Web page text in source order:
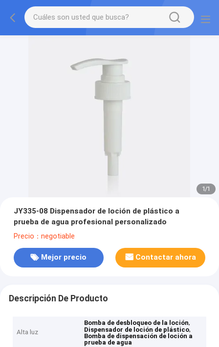
1/1
JY335-08 Dispensador de loción de plástico a
prueba de agua profesional personalizado
Precio：negotiable
Mejor precio Contactar ahora
Descripción De Producto
Alta luz
Bomba de desbloqueo de la loción,
Dispensador de loción de plástico,
Bomba de dispensación de loción a
prueba de agua